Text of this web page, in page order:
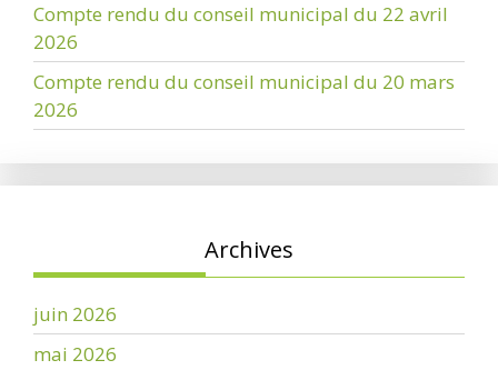
Compte rendu du conseil municipal du 22 avril
2026
Compte rendu du conseil municipal du 20 mars
2026
Archives
juin 2026
mai 2026